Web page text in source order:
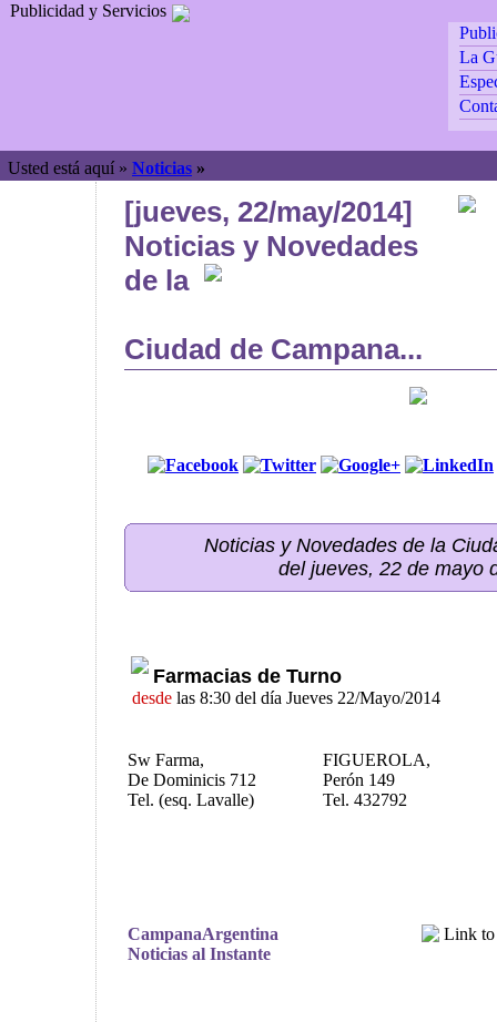
Publicidad y Servicios
La
Usted está aquí » Noticias »
[jueves, 22/may/2014]
Noticias y Novedades
de la
Ciudad de Campana...
Noticias y Novedades de la
del jueves, 22 de mayo
Farmacias de Turno
desde las 8:30 del día Jueves 22/Mayo/2014
Sw Farma,
De Dominicis 712
Tel. (esq. Lavalle)
FIGUEROLA,
Perón 149
Tel. 432792
CampanaArgentina
Noticias al Instante